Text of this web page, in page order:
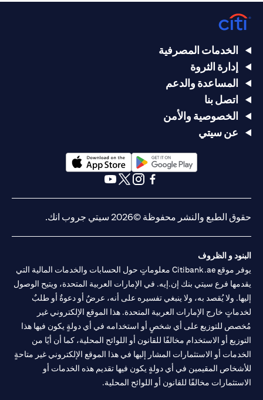
الخدمات المصرفية
إدارة الثروة
المساعدة والدعم
اتصل بنا
الخصوصية والأمن
عن سيتي
(opens in a new tab)
حقوق الطبع والنشر محفوظة ©2026 سيتي جروب انك.
البنود و الظروف
يوفر موقع Citibank.ae معلوماتٍ حول الحسابات والخدمات المالية التي
يقدمها فرع سيتي بنك إن.إيه. في الإمارات العربية المتحدة، ويتيح الوصول
إليها. ولا يُقصد به، ولا ينبغي تفسيره على أنه، عرضٌ أو دعوةٌ أو طلبٌ
لخدماتٍ خارج الإمارات العربية المتحدة. هذا الموقع الإلكتروني غير
مُخصص للتوزيع على أي شخصٍ أو استخدامه في أي دولةٍ يكون فيها هذا
التوزيع أو الاستخدام مخالفًا للقانون أو اللوائح المحلية، كما أن أيًا من
الخدمات أو الاستثمارات المشار إليها في هذا الموقع الإلكتروني غير متاحةٍ
للأشخاص المقيمين في أي دولةٍ يكون فيها تقديم هذه الخدمات أو
الاستثمارات مخالفًا للقانون أو اللوائح المحلية.